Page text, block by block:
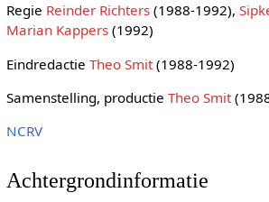
Regie Reinder Richters(1988-1992),
Marian Kappers(1992)
Eindredactie Theo Smit(1988-1992)
Samenstelling, productie Theo Smit
NCRV
Achtergrondinformatie